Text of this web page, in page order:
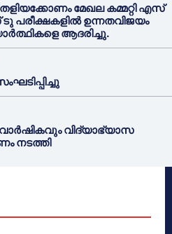
മേഖല കമ്മറ്റി എസ്
ഉന്നതവിജയം
ആദരിച്ചു.
വിദ്യാഭ്യാസ
നടത്തി